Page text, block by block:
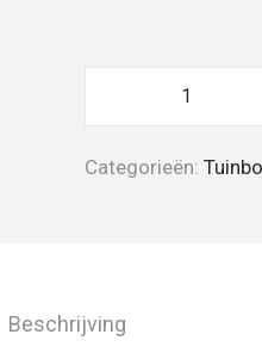
Categorieën:
Beschrijving